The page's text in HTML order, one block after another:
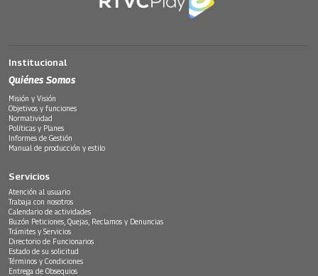
Institucional
Quiénes Somos
Misión y Visión
Objetivos y funciones
Normatividad
Políticas y Planes
Informes de Gestión
Manual de producción y estilo
Servicios
Atención al usuario
Trabaja con nosotros
Calendario de actividades
Buzón Peticiones, Quejas, Reclamos y Denuncias
Trámites y Servicios
Directorio de Funcionarios
Estado de su solicitud
Términos y Condiciones
Entrega de Obsequios